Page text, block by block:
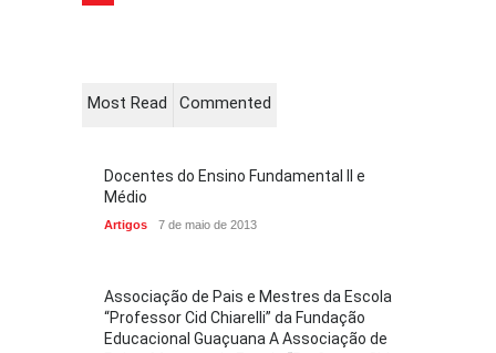
Most Read Commented
Docentes do Ensino Fundamental II e
Médio
Artigos 7 de maio de 2013
Associação de Pais e Mestres da Escola
“Professor Cid Chiarelli” da Fundação
Educacional Guaçuana A Associação de